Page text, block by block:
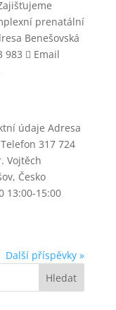
prenatální
Benešovská
983  Email
údaje Adresa
317 724
Vojtěch
Česko
13:00-15:00
Další příspěvky »